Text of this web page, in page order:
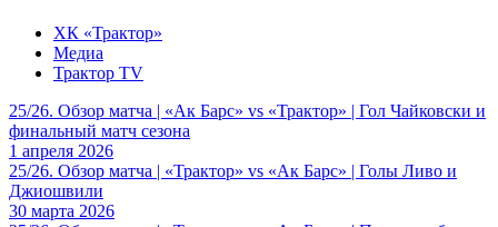
ХК «Трактор»
Медиа
Трактор TV
25/26. Обзор матча | «Ак Барс» vs «Трактор» | Гол Чайковски и
финальный матч сезона
1 апреля 2026
25/26. Обзор матча | «Трактор» vs «Ак Барс» | Голы Ливо и
Джиошвили
30 марта 2026